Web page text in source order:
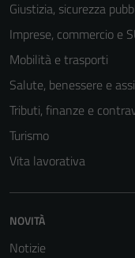
Giustizia, sicurezza
Imprese, commercio e
Mobilità e trasporti
Salute, benessere e
Tributi, finanze e
Turismo
Vita lavorativa
NOVITÀ
Notizie